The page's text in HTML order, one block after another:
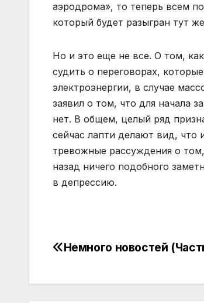
аэродрома», то теперь всем
который будет разыгран тут
Но и это еще не все. О том,
судить о переговорах,
электроэнергии, в случае
заявил о том, что для начала
нет. В общем, целый ряд
сейчас лапти делают вид,
тревожные рассуждения о
назад ничего подобного
в депрессию.
Навігація
Немного новостей